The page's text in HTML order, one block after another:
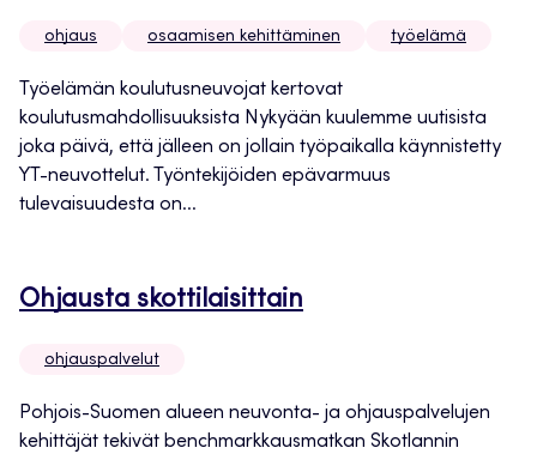
ohjaus osaamisen kehittäminen työelämä
Työelämän koulutusneuvojat kertovat
koulutusmahdollisuuksista Nykyään kuulemme uutisista
joka päivä, että jälleen on jollain työpaikalla käynnistetty
YT-neuvottelut. Työntekijöiden epävarmuus
tulevaisuudesta on...
Ohjausta skottilaisittain
ohjauspalvelut
Pohjois-Suomen alueen neuvonta- ja ohjauspalvelujen
kehittäjät tekivät benchmarkkausmatkan Skotlannin